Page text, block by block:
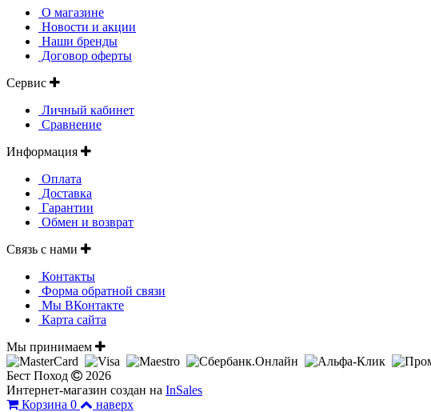
О магазине
Новости и акции
Наши бренды
Договор оферты
Сервис
Личный кабинет
Сравнение
Информация
Оплата
Доставка
Гарантии
Обмен и возврат
Связь с нами
Контакты
Форма обратной связи
Мы ВКонтакте
Карта сайта
Мы принимаем
Бест Поход
2026
Интернет-магазин создан на InSales
Корзина 0 наверх